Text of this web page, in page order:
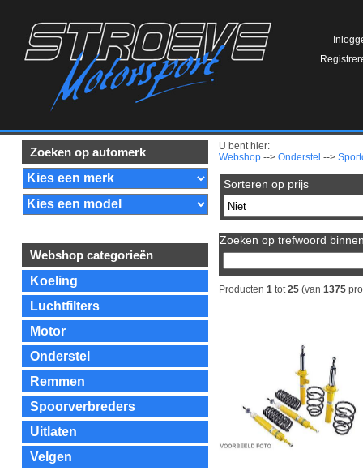
Zoeken op automerk
Webshop categorieën
Koeling
Luchtfilters
Motor
Onderstel
Remmen
Spoorverbreders
Uitlaten
Velgen
U bent hier:
Webshop --> Onderstel -->
Sorteren op prijs
Zoeken op trefwoord
Producten 1 tot 25 (van 1375